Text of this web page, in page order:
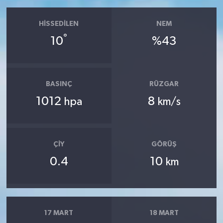
HISSEDILEN
10°
NEM
%43
BASINÇ
1012 hpa
RÜZGAR
8 km/s
ÇIY
0.4
GÖRÜŞ
10 km
17 MART 18 MART
Resmi İlanlar
Savaştepe
SEYAHAT
Sındırgı